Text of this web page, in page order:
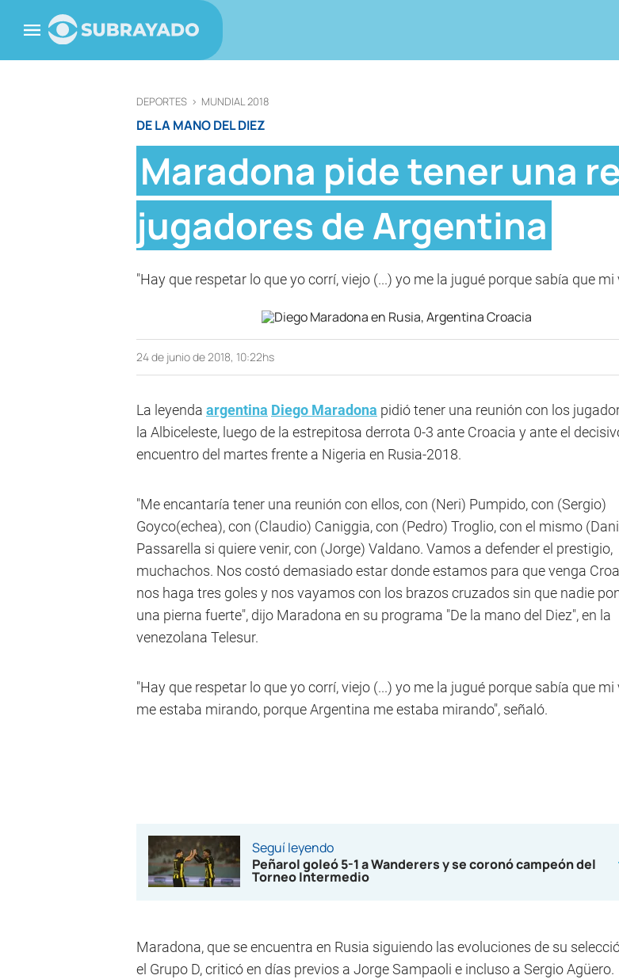
DEPORTES > MUNDIAL 2018
DE LA MANO DEL DIEZ
Maradona pide tener una
jugadores de Argentina
"Hay que respetar lo que yo corrí, viejo (...) yo me la jugué porque sabía que
24 de junio de 2018, 10:22hs
La leyenda argentina Diego Maradona pidió tener una reunión con los
la Albiceleste, luego de la estrepitosa derrota 0-3 ante Croacia y ante el
encuentro del martes frente a Nigeria en Rusia-2018.
"Me encantaría tener una reunión con ellos, con (Neri) Pumpido, con (Sergio)
Goyco(echea), con (Claudio) Caniggia, con (Pedro) Troglio, con el mismo
Passarella si quiere venir, con (Jorge) Valdano. Vamos a defender el prestigio,
muchachos. Nos costó demasiado estar donde estamos para que venga
nos haga tres goles y nos vayamos con los brazos cruzados sin que nadie
una pierna fuerte", dijo Maradona en su programa "De la mano del Diez", en la
venezolana Telesur.
"Hay que respetar lo que yo corrí, viejo (...) yo me la jugué porque sabía que mi
me estaba mirando, porque Argentina me estaba mirando", señaló.
Seguí leyendo
Peñarol goleó 5-1 a Wanderers y se coronó campeón del
Torneo Intermedio
Maradona, que se encuentra en Rusia siguiendo las evoluciones de su
el Grupo D, criticó en días previos a Jorge Sampaoli e incluso a Sergio Agüero.